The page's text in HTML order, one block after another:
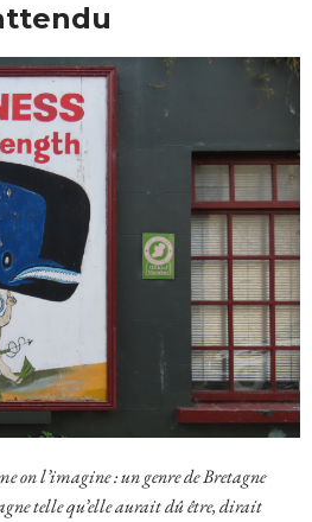
on l’imagine : un genre de Bretagne
telle qu’elle aurait dû être, dirait